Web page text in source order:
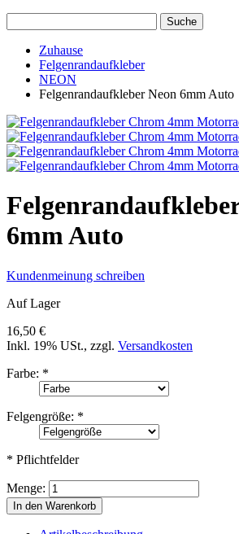
Suche
Zuhause
Felgenrandaufkleber
NEON
Felgenrandaufkleber Neon 6mm Auto
6mm Auto
Kundenmeinung schreiben
Auf Lager
16,50 €
Inkl. 19% USt., zzgl. Versandkosten
Farbe: *
Felgengröße: *
* Pflichtfelder
Menge:
In den Warenkorb